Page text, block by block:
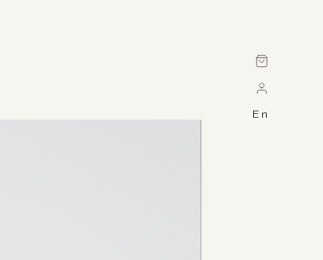
Cart
En